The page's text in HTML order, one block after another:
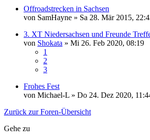
Offroadstrecken in Sachsen
von SamHayne » Sa 28. Mär 2015,
3. XT Niedersachsen und Freunde
von Shokata » Mi 26. Feb 2020, 08:19
1
2
3
Frohes Fest
von Michael-L » Do 24. Dez 2020,
Zurück zur Foren-Übersicht
Gehe zu